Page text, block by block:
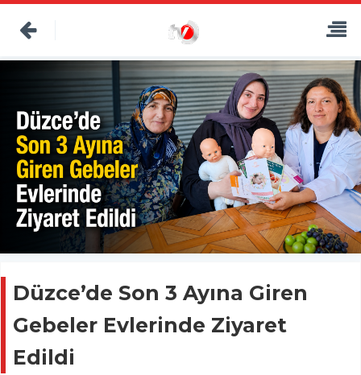
Düzce’de Son 3 Ayına Giren
Gebeler Evlerinde Ziyaret
Edildi